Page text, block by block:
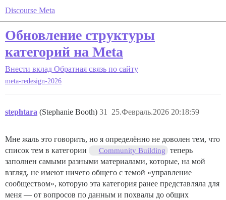
Discourse Meta
Обновление структуры
категорий на Meta
Внести вклад Обратная связь по сайту
meta-redesign-2026
stephtara (Stephanie Booth) 25.Февраль.2026 20:18:59
31
Мне жаль это говорить, но я определённо не доволен тем, что
список тем в категории
Community Building
теперь
заполнен самыми разными материалами, которые, на мой
взгляд, не имеют ничего общего с темой «управление
сообществом», которую эта категория ранее представляла для
меня — от вопросов по данным и похвалы до общих